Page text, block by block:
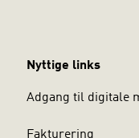
Skriftlig
Nyttige links
Adgang til digitale
Fakturering